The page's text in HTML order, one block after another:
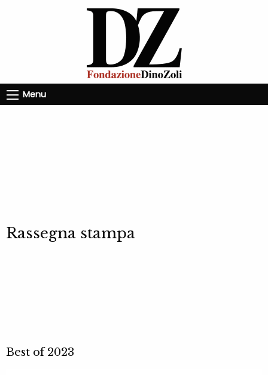
Menu
Rassegna stampa
Best of 2023